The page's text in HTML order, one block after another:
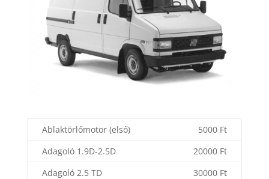
Ablaktörlőmotor (első)
5000 Ft
Adagoló 1.9D-2.5D
20000 Ft
Adagoló 2.5 TD
30000 Ft